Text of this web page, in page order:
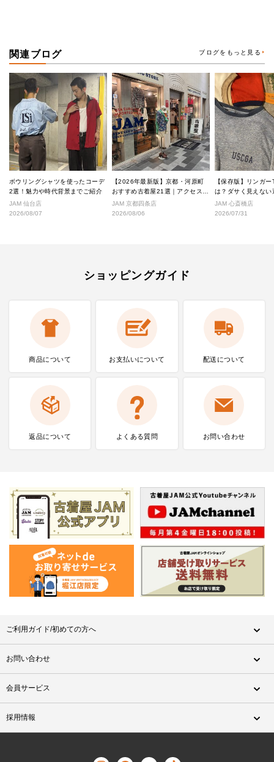
関連ブログ ブログをもっと見る
ボウリングシャツを使ったコーデ
2選！魅力や時代背景までご紹介
JAM 仙台店
2026/08/07
【2026年最新版】京都・河原町
おすすめ古着屋21選｜アクセス良
好な絶対行くべきショップ厳選！
JAM 京都四条店
2026/08/06
【保存版】リンガ
は？ダサく見えない
なし完全ガイド
JAM 心斎橋店
2026/07/31
ショッピングガイド
商品について お支払いについて 配送について
返品について よくある質問 お問い合わせ
ご利用ガイド/初めての方へ
お問い合わせ
会員サービス
採用情報